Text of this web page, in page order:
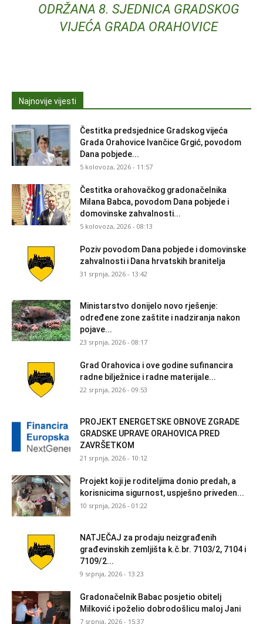
ODRŽANA 8. SJEDNICA GRADSKOG
VIJEĆA GRADA ORAHOVICE
Najnovije vijesti
Čestitka predsjednice Gradskog vijeća
Grada Orahovice Ivančice Grgić, povodom
Dana pobjede...
5 kolovoza, 2026 - 11:57
Čestitka orahovačkog gradonačelnika
Milana Babca, povodom Dana pobjede i
domovinske zahvalnosti...
5 kolovoza, 2026 - 08:13
Poziv povodom Dana pobjede i domovinske
zahvalnosti i Dana hrvatskih branitelja
31 srpnja, 2026 - 13:42
Ministarstvo donijelo novo rješenje:
određene zone zaštite i nadziranja nakon
pojave...
23 srpnja, 2026 - 08:17
Grad Orahovica i ove godine sufinancira
radne bilježnice i radne materijale...
22 srpnja, 2026 - 09:53
PROJEKT ENERGETSKE OBNOVE ZGRADE
GRADSKE UPRAVE ORAHOVICA PRED
ZAVRŠETKOM
21 srpnja, 2026 - 10:12
Projekt koji je roditeljima donio predah, a
korisnicima sigurnost, uspješno priveden...
10 srpnja, 2026 - 01:22
NATJEČAJ za prodaju neizgrađenih
građevinskih zemljišta k.č.br. 7103/2, 7104 i
7109/2...
9 srpnja, 2026 - 13:23
Gradonačelnik Babac posjetio obitelj
Milković i poželio dobrodošlicu maloj Jani
7 srpnja, 2026 - 15:37